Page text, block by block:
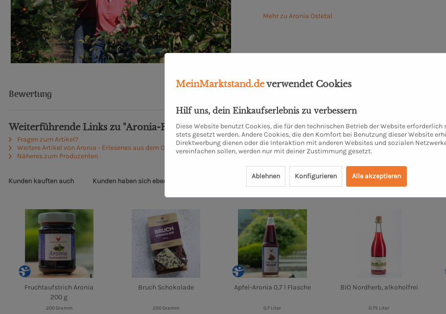
Mehr zu Aronia Ostetal
Bewertung
Weiterführende Links zu "Aronia-Feige Chutney"
Fragen zum Artikel?
Weitere Artikel von Aronia - Erlesenes aus dem Ostetal
Näheres zum Produzenten
Kunden kauften auch Kunden haben sich ebenfalls angesehen
Fruchtaufstrich Aronia
200 g
200 Gramm
Bruch Schokolade
200 Gramm
Apfel-Aronia 0,7 l Flasche
0.7 Liter
BIO Nordherb, alkoholfrei
0.75 Liter
MeinMarktstand.deverwendet Cookies
Hilf uns, dein Einkaufserlebnis zu verbessern
Diese Website benutzt Cookies, die für den technischen Betrieb der Website erforderlich
stets gesetzt werden. Andere Cookies, die den Komfort bei Benutzung dieser Website
Direktwerbung dienen oder die Interaktion mit anderen Websites und sozialen
vereinfachen sollen, werden nur mit deiner Zustimmung gesetzt.
Ablehnen Konfigurieren Alle akzeptieren